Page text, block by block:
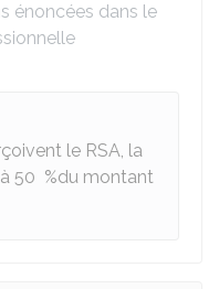
énoncées dans le
le RSA, la
50 %du montant